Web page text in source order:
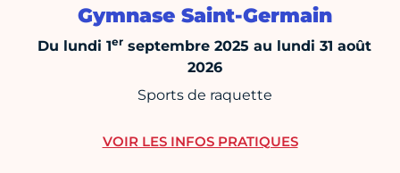
Gymnase Saint-Germain
Du lundi 1er septembre 2025 au lundi 31 août
2026
Sports de raquette
VOIR LES INFOS PRATIQUES